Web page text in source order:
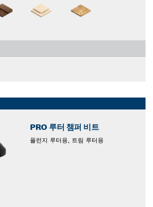
PRO 루터 챔퍼 비트
플런지 루터용, 트림 루터용